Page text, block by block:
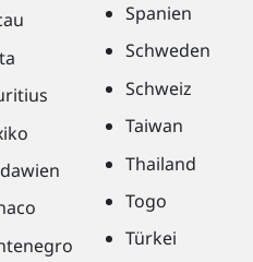
Spanien
Schweden
Schweiz
Taiwan
Thailand
Togo
Türkei